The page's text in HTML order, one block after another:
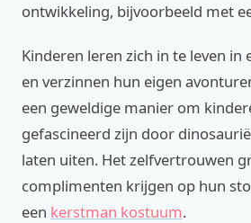
ontwikkeling, bijvoorbeeld met
Kinderen leren zich in te leven in
en verzinnen hun eigen
een geweldige manier om
gefascineerd zijn door
laten uiten. Het zelfvertrouwen
complimenten krijgen op hun
een kerstman kostuum.